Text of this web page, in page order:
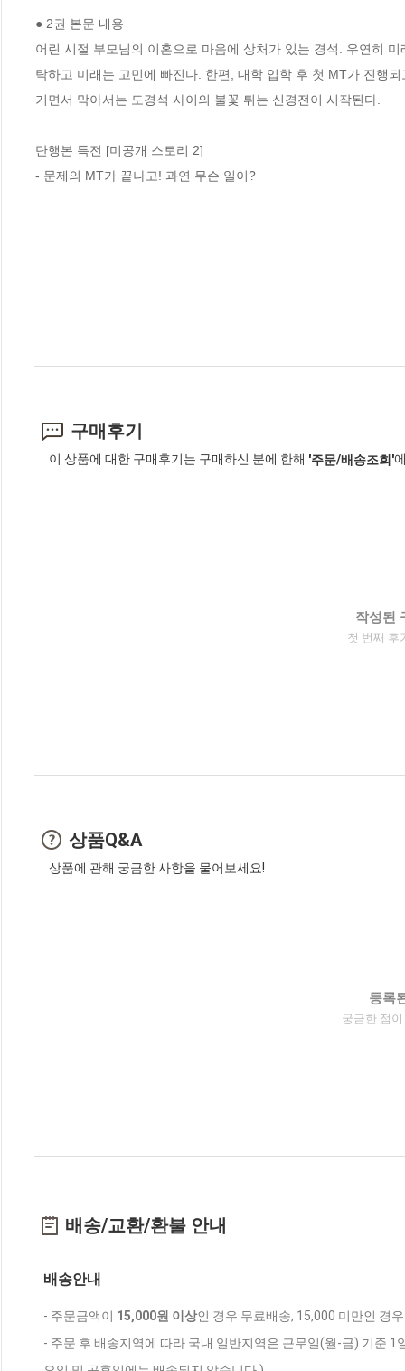
● 2권 본문 내용
어린 시절 부모님의 이혼으로 마음에 상처가 있는 경석. 우연히
탁하고 미래는 고민에 빠진다. 한편, 대학 입학 후 첫 MT가 진행
기면서 막아서는 도경석 사이의 불꽃 튀는 신경전이 시작된다.
단행본 특전 [미공개 스토리 2]
- 문제의 MT가 끝나고! 과연 무슨 일이?
구매후기
이 상품에 대한 구매후기는 구매하신 분에 한해 '주문/배송조회'
작성된
첫 번째 후
상품Q&A
상품에 관해 궁금한 사항을 물어보세요!
등록
궁금한 점
배송/교환/환불 안내
배송안내
- 주문금액이 15,000원 이상인 경우 무료배송, 15,000 미만인 경
- 주문 후 배송지역에 따라 국내 일반지역은 근무일(월-금) 기준